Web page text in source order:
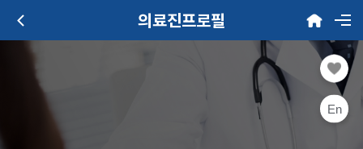
의료진프로필
En